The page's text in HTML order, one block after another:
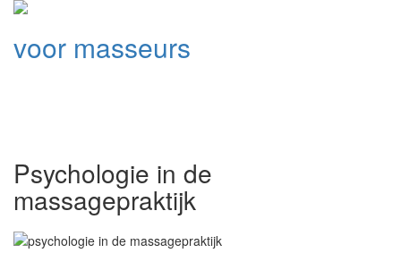
voor masseurs
Psychologie in de
massagepraktijk